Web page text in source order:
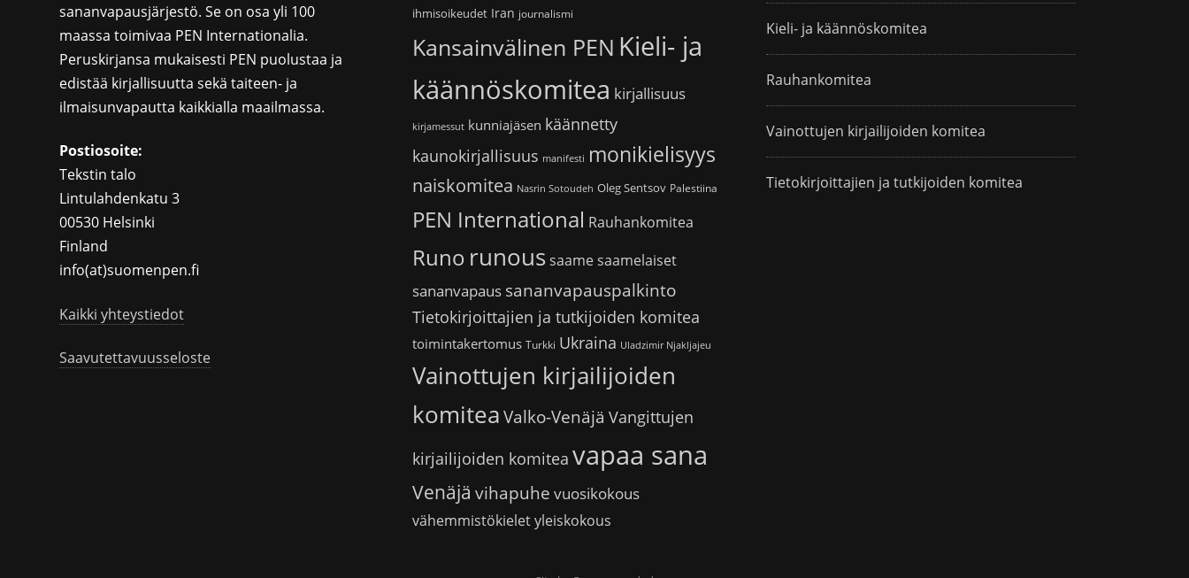
sananvapausjärjestö. Se on osa yli 100
maassa toimivaa PEN Internationalia.
Peruskirjansa mukaisesti PEN puolustaa ja
edistää kirjallisuutta sekä taiteen- ja
ilmaisunvapautta kaikkialla maailmassa.
Postiosoite:
Tekstin talo
Lintulahdenkatu 3
00530 Helsinki
Finland
info(at)suomenpen.fi
Kaikki yhteystiedot
Saavutettavuusseloste
ihmisoikeudet Iran journalismi
Kansainvälinen PEN Kieli- ja
käännöskomitea kirjallisuus
kirjamessut kunniajäsen käännetty
kaunokirjallisuus manifesti monikielisyys
naiskomitea Nasrin Sotoudeh Oleg Sentsov Palestiina
PEN International Rauhankomitea
Runo runoussaamesaamelaiset
sananvapaus sananvapauspalkinto
Tietokirjoittajien ja tutkijoiden komitea
toimintakertomus Turkki Ukraina Uladzimir Njakljajeu
Vainottujen kirjailijoiden
komitea Valko-Venäjä Vangittujen
kirjailijoiden komitea vapaa sana
Venäjä vihapuhe vuosikokous
vähemmistökieletyleiskokous
Kieli- ja käännöskomitea
Rauhankomitea
Vainottujen kirjailijoiden komitea
Tietokirjoittajien ja tutkijoiden komitea